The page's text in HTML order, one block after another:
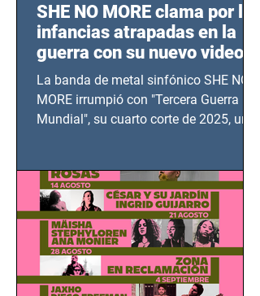
SHE NO MORE clama por las
infancias atrapadas en la
guerra con su nuevo video
TERCERA GUERRA
MUNDIAL
La banda de metal sinfónico SHE NO
MORE irrumpió con "Tercera Guerra
Mundial", su cuarto corte de 2025, un
bélicos.